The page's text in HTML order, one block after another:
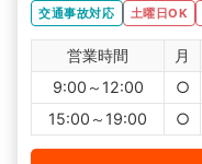
交通事故対応 土曜日OK
営業時間 月
9:00～12:00
○
15:00～19:00
○